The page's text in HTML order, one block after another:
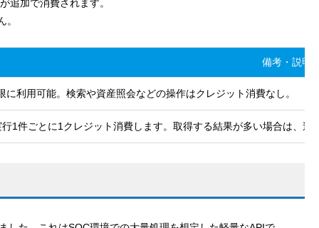
追加で消費されます。
備考・説明
に利用可能。検索や資産照会などの操作はクレジット消費なし。
行1件ごとに1クレジット消費します。取得する結果が多い場合は、